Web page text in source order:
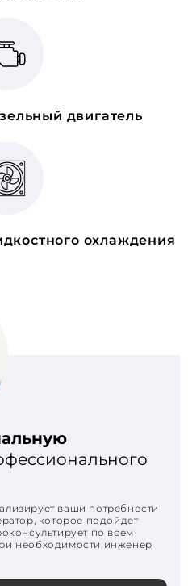
двигатель
охлаждения
ваши потребности
которое подойдет
по всем
необходимости инженер